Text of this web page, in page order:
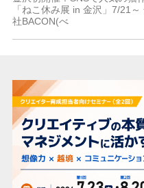
「ねこ休み展 in 金沢」7/21
社BACON(べ